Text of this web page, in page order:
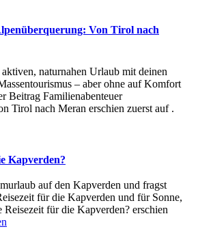
Von Tirol nach
naturnahen Urlaub mit deinen
– aber ohne auf Komfort
Beitrag Familienabenteuer
Tirol nach Meran erschien zuerst auf .
Kapverden?
auf den Kapverden und fragst
für die Kapverden und für Sonne,
für die Kapverden? erschien